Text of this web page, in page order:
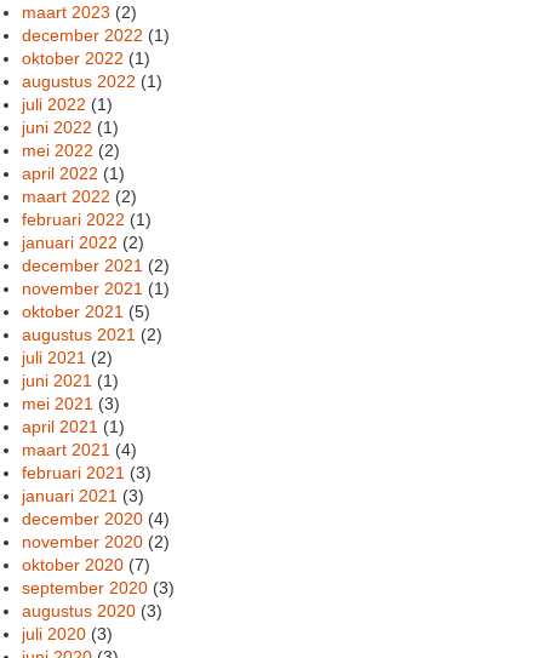
maart 2023 (2)
december 2022 (1)
oktober 2022 (1)
augustus 2022 (1)
juli 2022 (1)
juni 2022 (1)
mei 2022 (2)
april 2022 (1)
maart 2022 (2)
februari 2022 (1)
januari 2022 (2)
december 2021 (2)
november 2021 (1)
oktober 2021 (5)
augustus 2021 (2)
juli 2021 (2)
juni 2021 (1)
mei 2021 (3)
april 2021 (1)
maart 2021 (4)
februari 2021 (3)
januari 2021 (3)
december 2020 (4)
november 2020 (2)
oktober 2020 (7)
september 2020 (3)
augustus 2020 (3)
juli 2020 (3)